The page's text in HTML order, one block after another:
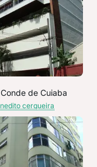
de Cuiaba
cerqueira